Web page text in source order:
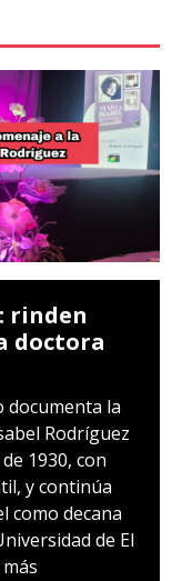
rinden
doctora
documenta la
Rodríguez
1930, con
y continúa
como decana
de El